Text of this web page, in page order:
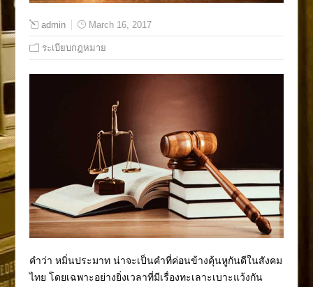
admin March 16, 2017
ระเบียบกฎหมาย
คำว่า หมิ่นประมาท น่าจะเป็นคำที่ค่อนข้างคุ้นหูกันดีในสังคม
ไทย โดยเฉพาะอย่างยิ่งเวลาที่มีเรื่องทะเลาะเบาะแว้งกัน